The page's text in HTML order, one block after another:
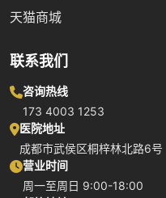
天猫商城
联系我们
咨询热线
173 4003 1253
医院地址
成都市武侯区桐梓林北路6号
营业时间
周一至周日 9:00-18:00